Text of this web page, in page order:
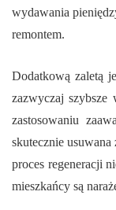
wydawania
remontem.
Dodatkową zaletą
zazwyczaj szybsze
zastosowaniu
skutecznie
proces regeneracji
mieszkańcy są